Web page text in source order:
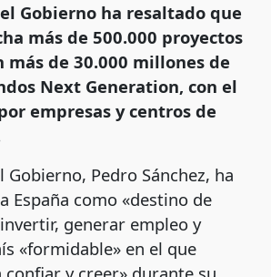
Gobierno ha resaltado que
más de 500.000 proyectos
más de 30.000 millones de
Next Generation, con el
empresas y centros de
Gobierno, Pedro Sánchez, ha
España como «destino de
generar empleo y
«formidable» en el que